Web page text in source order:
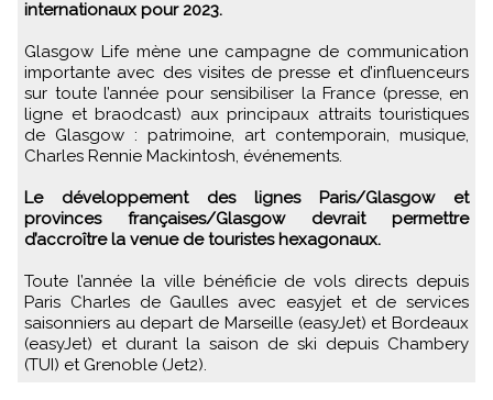
internationaux pour 2023.
Glasgow Life mène une campagne de communication
importante avec des visites de presse et d’influenceurs
sur toute l’année pour sensibiliser la France (presse, en
ligne et braodcast) aux principaux attraits touristiques
de Glasgow : patrimoine, art contemporain, musique,
Charles Rennie Mackintosh, événements.
Le développement des lignes Paris/Glasgow et
provinces françaises/Glasgow devrait permettre
d’accroître la venue de touristes hexagonaux.
Toute l’année la ville bénéficie de vols directs depuis
Paris Charles de Gaulles avec easyjet et de services
saisonniers au depart de Marseille (easyJet) et Bordeaux
(easyJet) et durant la saison de ski depuis Chambery
(TUI) et Grenoble (Jet2).